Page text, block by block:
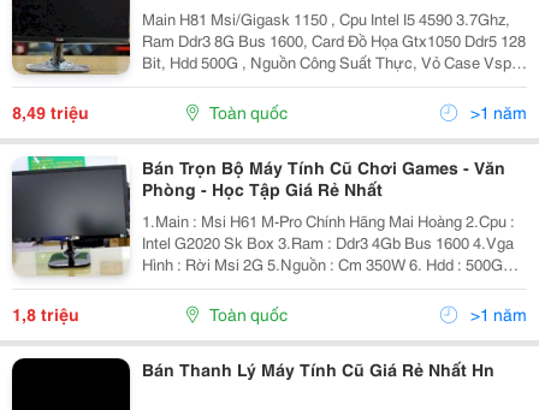
Main H81 Msi/Gigask 1150 , Cpu Intel I5 4590 3.7Ghz,
Ram Ddr3 8G Bus 1600, Card Đồ Họa Gtx1050 Ddr5 128
Bit, Hdd 500G , Nguồn Công Suất Thực, Vỏ Case Vsp
Led , Màn Hình Samsung / Lg/ Hp 24 Inh Full Hd&Quot;
Giá Khoảng 8.49Tr Là Ok Pubg, Fifa4 Max Setting
8,49 triệu Toàn quốc >1 năm
Bán Trọn Bộ Máy Tính Cũ Chơi Games - Văn
Phòng - Học Tập Giá Rẻ Nhất
1.Main : Msi H61 M-Pro Chính Hãng Mai Hoàng 2.Cpu :
Intel G2020 Sk Box 3.Ram : Ddr3 4Gb Bus 1600 4.Vga
Hình : Rời Msi 2G 5.Nguồn : Cm 350W 6. Hdd : 500G
Samsung 7.Màn Hình : Led 22&Rdquo; Led Full Hd Đẹp
Như Ko Tì Vết *Tất Cả Hàn
1,8 triệu Toàn quốc >1 năm
Bán Thanh Lý Máy Tính Cũ Giá Rẻ Nhất Hn